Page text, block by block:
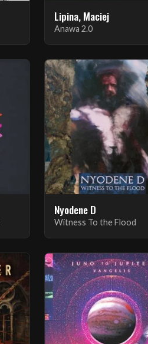
Lipina, Maciej
Anawa 2.0
Nyodene D
Witness To the Flood